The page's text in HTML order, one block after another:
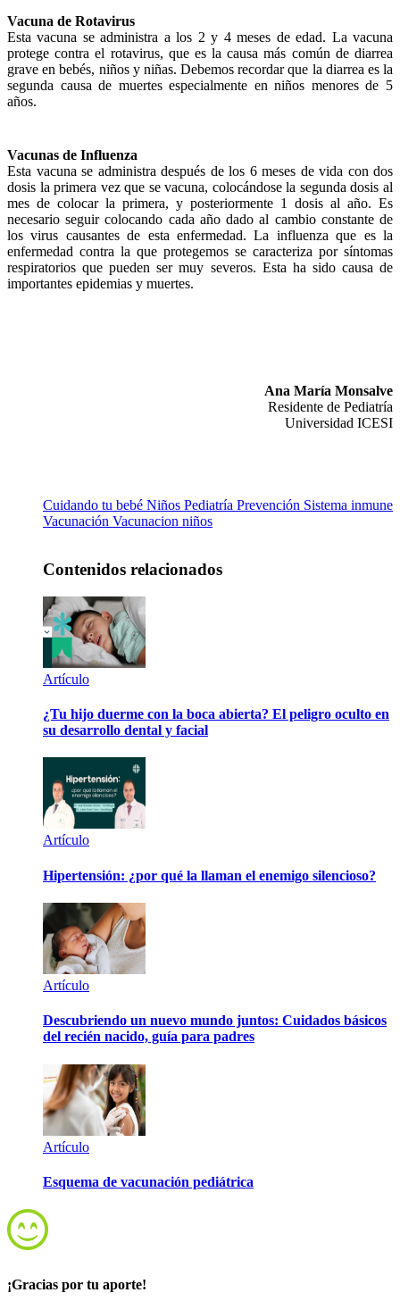
Vacuna de Rotavirus
Esta vacuna se administra a los 2 y 4 meses de edad. La vacuna
protege contra el rotavirus, que es la causa más común de diarrea
grave en bebés, niños y niñas. Debemos recordar que la diarrea es la
segunda causa de muertes especialmente en niños menores de 5
años.
Vacunas de Influenza
Esta vacuna se administra después de los 6 meses de vida con dos
dosis la primera vez que se vacuna, colocándose la segunda dosis al
mes de colocar la primera, y posteriormente 1 dosis al año. Es
necesario seguir colocando cada año dado al cambio constante de
los virus causantes de esta enfermedad. La influenza que es la
enfermedad contra la que protegemos se caracteriza por síntomas
respiratorios que pueden ser muy severos. Esta ha sido causa de
importantes epidemias y muertes.
Ana María Monsalve
Residente de Pediatría
Universidad ICESI
Cuidando tu bebé Niños Pediatría Prevención Sistema inmune
Vacunación Vacunacion niños
Contenidos relacionados
Artículo
¿Tu hijo duerme con la boca abierta? El peligro oculto en
su desarrollo dental y facial
Artículo
Hipertensión: ¿por qué la llaman el enemigo silencioso?
Artículo
Descubriendo un nuevo mundo juntos: Cuidados básicos
del recién nacido, guía para padres
Artículo
Esquema de vacunación pediátrica
¡Gracias por tu aporte!